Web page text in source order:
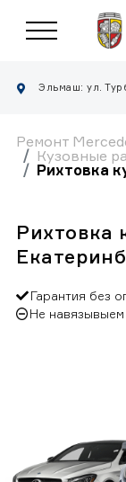
Эльмаш: ул.
Ремонт
Кузовные
Рихтовка
Рихтовка
Гарантия без
Не